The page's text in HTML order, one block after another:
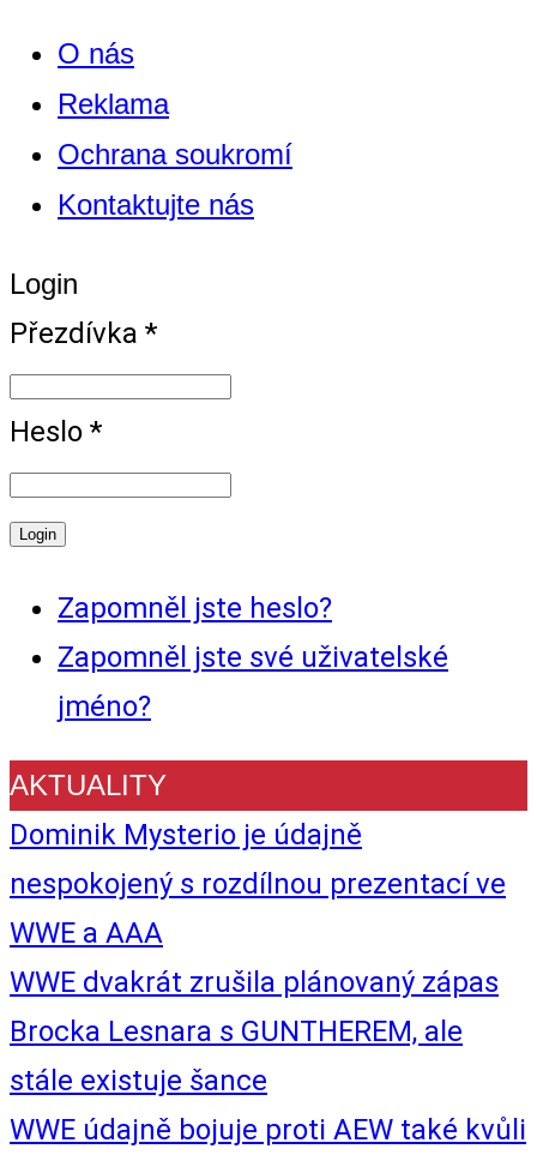
O nás
Reklama
Ochrana soukromí
Kontaktujte nás
Login
Přezdívka *
Heslo *
Zapomněl jste heslo?
Zapomněl jste své uživatelské
jméno?
AKTUALITY
Dominik Mysterio je údajně
nespokojený s rozdílnou prezentací ve
WWE a AAA
WWE dvakrát zrušila plánovaný zápas
Brocka Lesnara s GUNTHEREM, ale
stále existuje šance
WWE údajně bojuje proti AEW také kvůli